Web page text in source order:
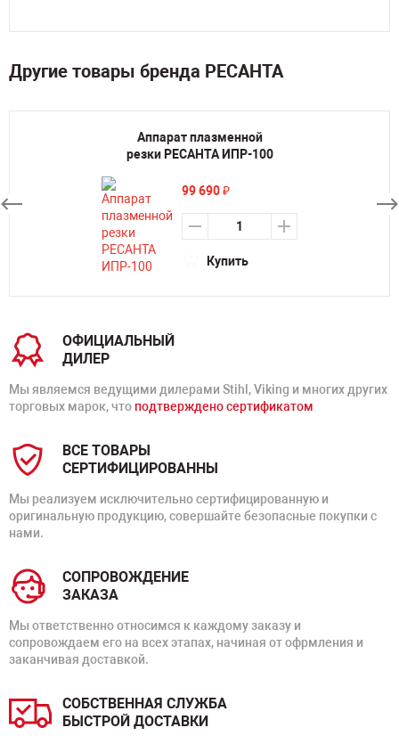
Другие товары бренда РЕСАНТА
Аппарат плазменной
резки РЕСАНТА ИПР-100
99 690₽
Купить
ОФИЦИАЛЬНЫЙ
ДИЛЕР
Мы являемся ведущими дилерами Stihl, Viking и многих других
торговых марок, что подтверждено сертификатом
ВСЕ ТОВАРЫ
СЕРТИФИЦИРОВАННЫ
Мы реализуем исключительно сертифицированную и
оригинальную продукцию, совершайте безопасные покупки с
нами.
СОПРОВОЖДЕНИЕ
ЗАКАЗА
Мы ответственно относимся к каждому заказу и
сопровождаем его на всех этапах, начиная от офрмления и
заканчивая доставкой.
СОБСТВЕННАЯ СЛУЖБА
БЫСТРОЙ ДОСТАВКИ